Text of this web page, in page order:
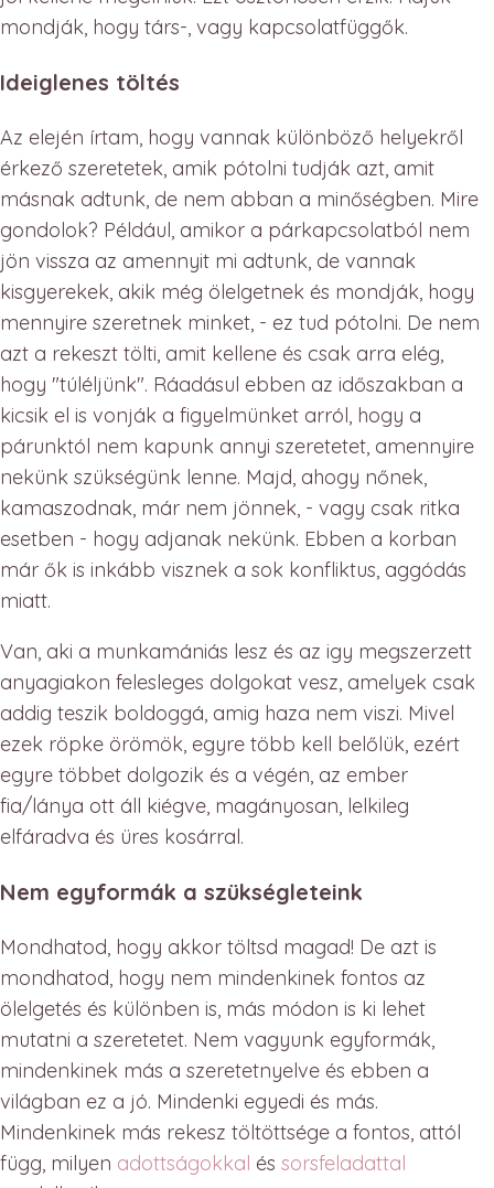
mondják, hogy társ-, vagy kapcsolatfüggők.
Ideiglenes töltés
Az elején írtam, hogy vannak különböző helyekről
érkező szeretetek, amik pótolni tudják azt, amit
másnak adtunk, de nem abban a minőségben. Mire
gondolok? Például, amikor a párkapcsolatból nem
jön vissza az amennyit mi adtunk, de vannak
kisgyerekek, akik még ölelgetnek és mondják, hogy
mennyire szeretnek minket, - ez tud pótolni. De nem
azt a rekeszt tölti, amit kellene és csak arra elég,
hogy "túléljünk". Ráadásul ebben az időszakban a
kicsik el is vonják a figyelmünket arról, hogy a
párunktól nem kapunk annyi szeretetet, amennyire
nekünk szükségünk lenne. Majd, ahogy nőnek,
kamaszodnak, már nem jönnek, - vagy csak ritka
esetben - hogy adjanak nekünk. Ebben a korban
már ők is inkább visznek a sok konfliktus, aggódás
miatt.
Van, aki a munkamániás lesz és az igy megszerzett
anyagiakon felesleges dolgokat vesz, amelyek csak
addig teszik boldoggá, amig haza nem viszi. Mivel
ezek röpke örömök, egyre több kell belőlük, ezért
egyre többet dolgozik és a végén, az ember
fia/lánya ott áll kiégve, magányosan, lelkileg
elfáradva és üres kosárral.
Nem egyformák a szükségleteink
Mondhatod, hogy akkor töltsd magad! De azt is
mondhatod, hogy nem mindenkinek fontos az
ölelgetés és különben is, más módon is ki lehet
mutatni a szeretetet. Nem vagyunk egyformák,
mindenkinek más a szeretetnyelve és ebben a
világban ez a jó. Mindenki egyedi és más.
Mindenkinek más rekesz töltöttsége a fontos, attól
függ, milyen adottságokkal és sorsfeladattal